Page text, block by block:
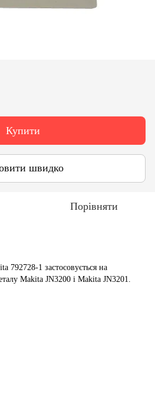
Купити
швидко
Порівняти
792728-1 застосовується на
Makita JN3200 і Makita JN3201.